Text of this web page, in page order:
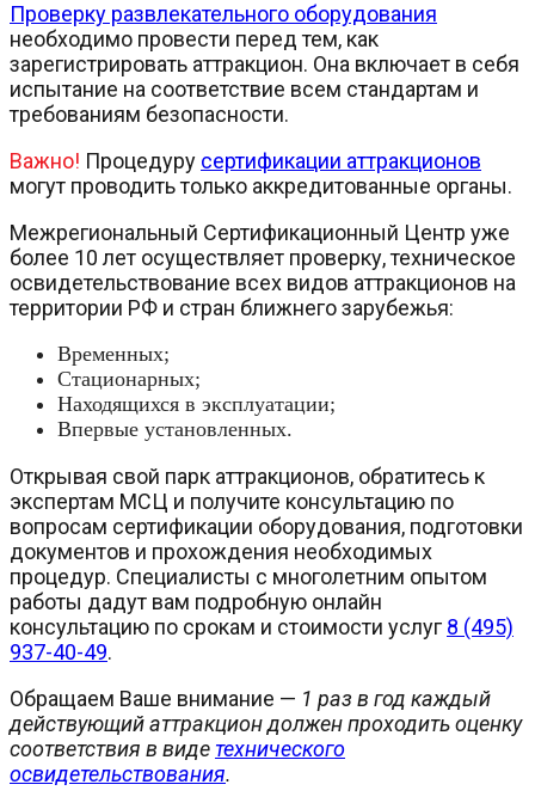
Проверку развлекательного оборудования
необходимо провести перед тем, как
зарегистрировать аттракцион. Она включает в себя
испытание на соответствие всем стандартам и
требованиям безопасности.
Важно! Процедуру сертификации аттракционов
могут проводить только аккредитованные органы.
Межрегиональный Сертификационный Центр уже
более 10 лет осуществляет проверку, техническое
освидетельствование всех видов аттракционов на
территории РФ и стран ближнего зарубежья:
Временных;
Стационарных;
Находящихся в эксплуатации;
Впервые установленных.
Открывая свой парк аттракционов, обратитесь к
экспертам МСЦ и получите консультацию по
вопросам сертификации оборудования, подготовки
документов и прохождения необходимых
процедур. Специалисты с многолетним опытом
работы дадут вам подробную онлайн
консультацию по срокам и стоимости услуг 8 (495)
937-40-49.
Обращаем Ваше внимание — 1 раз в год каждый
действующий аттракцион должен проходить оценку
соответствия в виде технического
освидетельствования.